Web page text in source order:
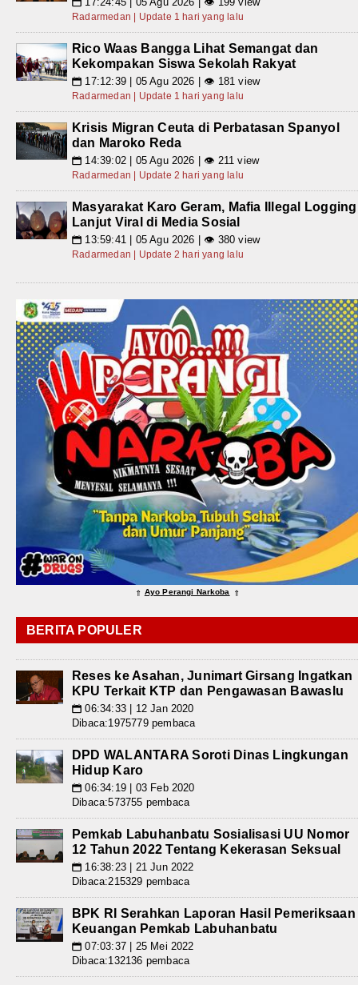
📅
Radarmedan | Update 1 hari yang lalu
Rico Waas Bangga Lihat Semangat dan
Kekompakan Siswa Sekolah Rakyat
📅 17:12:39 | 05 Agu 2026 | 👁 181 view
Radarmedan | Update 1 hari yang lalu
Krisis Migran Ceuta di Perbatasan Spanyol
dan Maroko Reda
📅 14:39:02 | 05 Agu 2026 | 👁 211 view
Radarmedan | Update 2 hari yang lalu
Masyarakat Karo Geram, Mafia Illegal Logging
Lanjut Viral di Media Sosial
📅 13:59:41 | 05 Agu 2026 | 👁 380 view
Radarmedan | Update 2 hari yang lalu
⇑ Ayo Perangi Narkoba ⇑
BERITA POPULER
Reses ke Asahan, Junimart Girsang Ingatkan
KPU Terkait KTP dan Pengawasan Bawaslu
📅 06:34:33 | 12 Jan 2020
Dibaca:1975779 pembaca
DPD WALANTARA Soroti Dinas Lingkungan
Hidup Karo
📅 06:34:19 | 03 Feb 2020
Dibaca:573755 pembaca
Pemkab Labuhanbatu Sosialisasi UU Nomor
12 Tahun 2022 Tentang Kekerasan Seksual
📅 16:38:23 | 21 Jun 2022
Dibaca:215329 pembaca
BPK RI Serahkan Laporan Hasil Pemeriksaan
Keuangan Pemkab Labuhanbatu
📅 07:03:37 | 25 Mei 2022
Dibaca:132136 pembaca